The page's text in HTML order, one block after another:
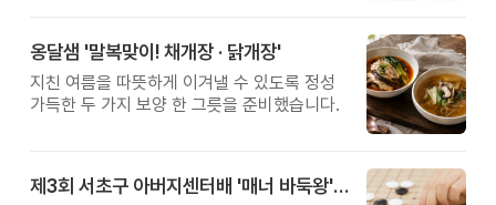
옹달샘 '말복맞이! 채개장 · 닭개장'
지친 여름을 따뜻하게 이겨낼 수 있도록 정성
가득한 두 가지 보양 한 그릇을 준비했습니다.
제3회 서초구 아버지센터배 '매너 바둑왕' 대회